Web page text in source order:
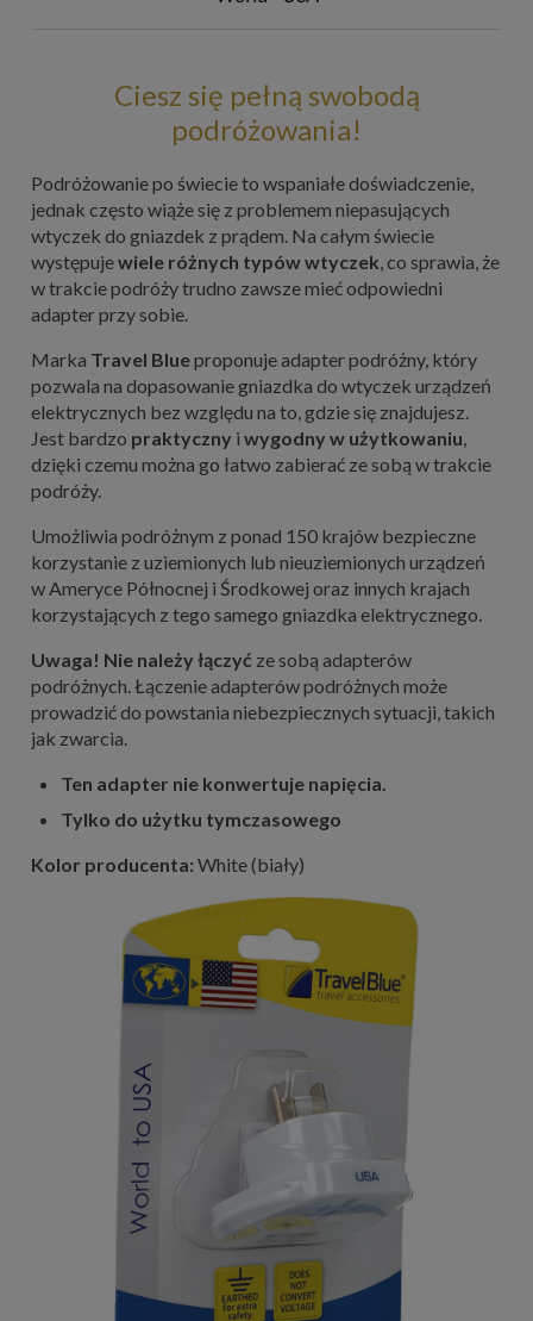
Ciesz się pełną swobodą
podróżowania!
Podróżowanie po świecie to wspaniałe doświadczenie,
jednak często wiąże się z problemem niepasujących
wtyczek do gniazdek z prądem. Na całym świecie
występujewiele różnych typów wtyczek, co sprawia, że
w trakcie podróży trudno zawsze mieć odpowiedni
adapter przy sobie.
Marka Travel Blueproponuje adapter podróżny, który
pozwala na dopasowanie gniazdka do wtyczek urządzeń
elektrycznych bez względu na to, gdzie się znajdujesz.
Jest bardzo praktyczny i wygodny w użytkowaniu,
dzięki czemu można go łatwo zabierać ze sobą w trakcie
podróży.
Umożliwia podróżnym z ponad 150 krajów bezpieczne
korzystanie z uziemionych lub nieuziemionych urządzeń
w Ameryce Północnej i Środkowej oraz innych krajach
korzystających z tego samego gniazdka elektrycznego.
Uwaga! Nie należy łączyć ze sobą adapterów
podróżnych. Łączenie adapterów podróżnych może
prowadzić do powstania niebezpiecznych sytuacji, takich
jak zwarcia.
Ten adapter nie konwertuje napięcia.
Tylko do użytku tymczasowego
Kolor producenta: White (biały)